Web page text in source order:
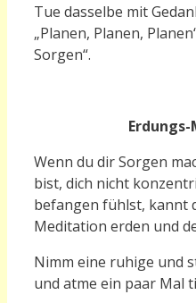
Tue dasselbe mit
„Planen, Planen,
Sorgen“.
E
Wenn du dir Sorgen
bist, dich nicht
befangen fühlst, kannt
Meditation erden und
Nimm eine ruhige und
und atme ein paar Mal